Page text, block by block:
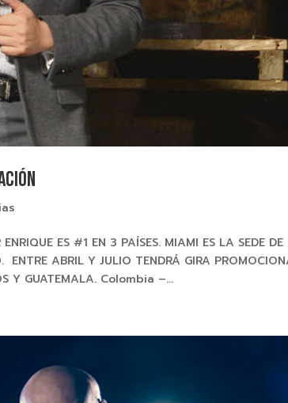
ES #1 EN 3 PAÍSES. MIAMI ES LA SEDE DE
ENTRE ABRIL Y JULIO TENDRÁ GIRA
Y GUATEMALA. Colombia –...